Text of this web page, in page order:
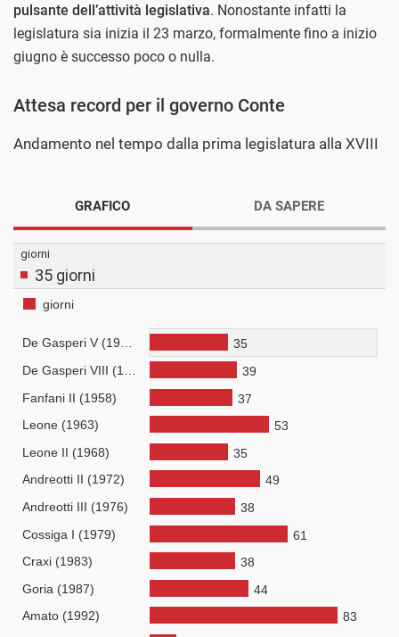
pulsante dell’attività legislativa. Nonostante infatti la
legislatura sia inizia il 23 marzo, formalmente fino a inizio
giugno è successo poco o nulla.
Attesa record per il governo Conte
Andamento nel tempo dalla prima legislatura alla XVIII
GRAFICO DA SAPERE